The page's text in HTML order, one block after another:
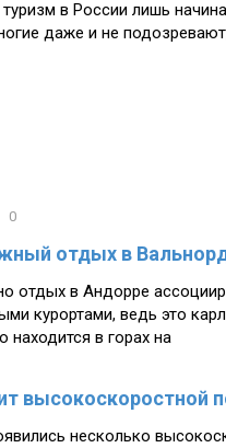
туризм в России лишь
даже и не
0
отдых в
отдых в Андорре
курортами, ведь это
находится в горах на
высокоскоростной
несколько